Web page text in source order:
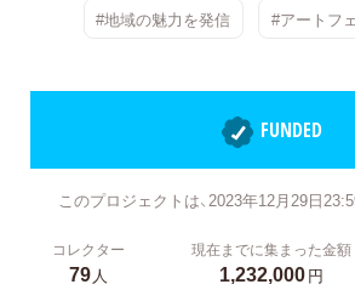
#地域の魅力を発信 #アートフ
FUNDED
このプロジェクトは、2023年12月29日
コレクター
79人
現在までに集まった金額
1,232,000円